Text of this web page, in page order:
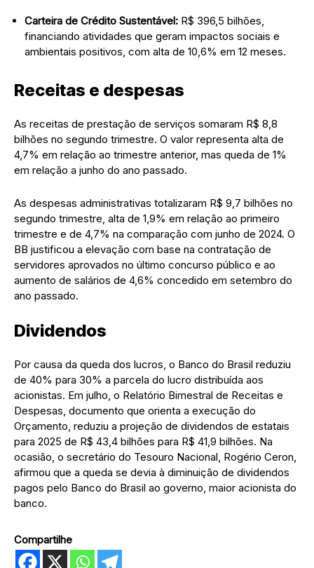
Carteira de Crédito Sustentável: R$ 396,5 bilhões,
financiando atividades que geram impactos sociais e
ambientais positivos, com alta de 10,6% em 12 meses.
Receitas e despesas
As receitas de prestação de serviços somaram R$ 8,8
bilhões no segundo trimestre. O valor representa alta de
4,7% em relação ao trimestre anterior, mas queda de 1%
em relação a junho do ano passado.
As despesas administrativas totalizaram R$ 9,7 bilhões no
segundo trimestre, alta de 1,9% em relação ao primeiro
trimestre e de 4,7% na comparação com junho de 2024. O
BB justificou a elevação com base na contratação de
servidores aprovados no último concurso público e ao
aumento de salários de 4,6% concedido em setembro do
ano passado.
Dividendos
Por causa da queda dos lucros, o Banco do Brasil reduziu
de 40% para 30% a parcela do lucro distribuída aos
acionistas. Em julho, o Relatório Bimestral de Receitas e
Despesas, documento que orienta a execução do
Orçamento, reduziu a projeção de dividendos de estatais
para 2025 de R$ 43,4 bilhões para R$ 41,9 bilhões. Na
ocasião, o secretário do Tesouro Nacional, Rogério Ceron,
afirmou que a queda se devia à diminuição de dividendos
pagos pelo Banco do Brasil ao governo, maior acionista do
banco.
Compartilhe